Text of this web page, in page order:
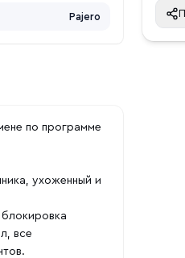
Pajero
по прогpаммe
ухоженный и
блокировка
все